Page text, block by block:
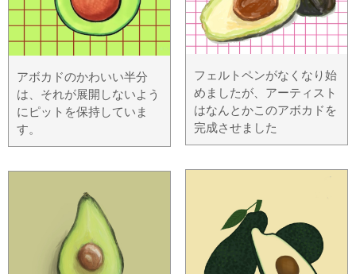
アボカドのかわいい半分
は、それが展開しないよう
にピットを保持していま
す。
フェルトペンがなくなり始
めましたが、アーティスト
はなんとかこのアボカドを
完成させました